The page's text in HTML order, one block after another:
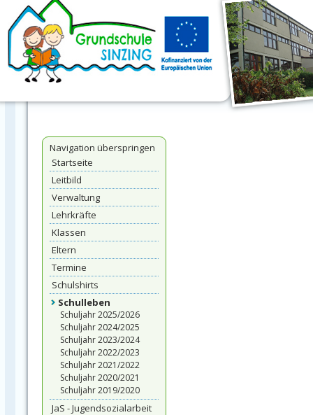
Navigation überspringen
Startseite
Leitbild
Verwaltung
Lehrkräfte
Klassen
Eltern
Termine
Schulshirts
Schulleben
Schuljahr 2025/2026
Schuljahr 2024/2025
Schuljahr 2023/2024
Schuljahr 2022/2023
Schuljahr 2021/2022
Schuljahr 2020/2021
Schuljahr 2019/2020
JaS - Jugendsozialarbeit